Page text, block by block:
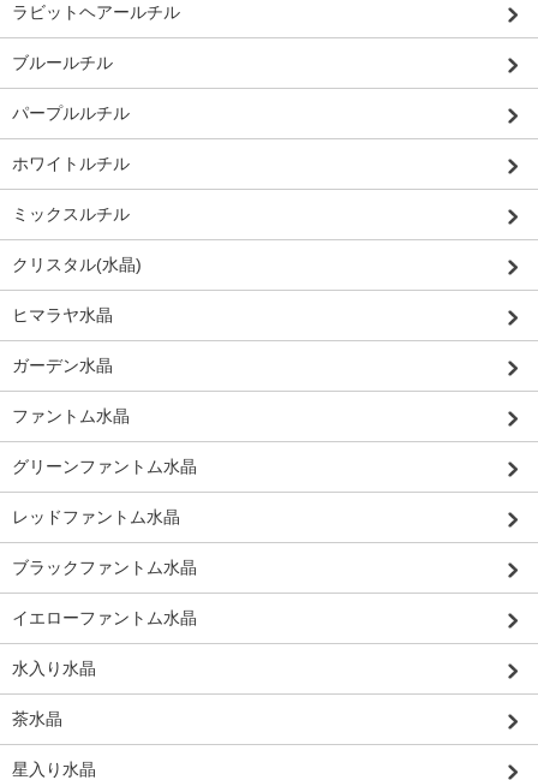
ラビットヘアールチル
ブルールチル
パープルルチル
ホワイトルチル
ミックスルチル
クリスタル(水晶)
ヒマラヤ水晶
ガーデン水晶
ファントム水晶
グリーンファントム水晶
レッドファントム水晶
ブラックファントム水晶
イエローファントム水晶
水入り水晶
茶水晶
星入り水晶